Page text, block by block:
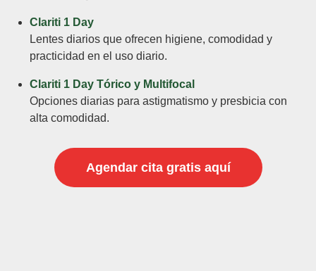
Clariti 1 Day
Lentes diarios que ofrecen higiene, comodidad y
practicidad en el uso diario.
Clariti 1 Day Tórico y Multifocal
Opciones diarias para astigmatismo y presbicia con
alta comodidad.
Agendar cita gratis aquí